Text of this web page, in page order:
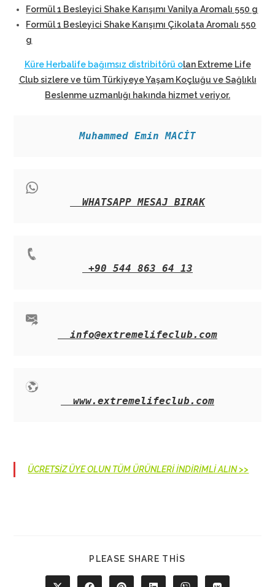
Formül 1 Besleyici Shake Karışımı Vanilya Aromalı 550 g
Formül 1 Besleyici Shake Karışımı Çikolata Aromalı 550
g
Küre Herbalife bağımsız distribitörü olan Extreme Life
Club sizlere ve tüm Türkiyeye Yaşam Koçluğu ve Sağlıklı
Beslenme uzmanlığı hakında hizmet veriyor.
Muhammed Emin MACİT
WHATSAPP MESAJ BIRAK
+90 544 863 64 13
info@extremelifeclub.com
www.extremelifeclub.com
ÜCRETSİZ ÜYE OLUN TÜM ÜRÜNLERİ İNDİRİMLİ ALIN >>
PLEASE SHARE THIS
CONTENT